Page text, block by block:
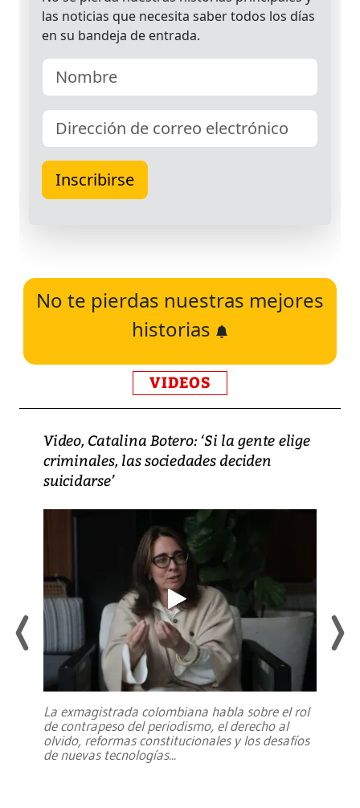
No te pierdas nuestras mejores
historias
VIDEOS
Video, Catalina Botero: ‘Si la gente elige
criminales, las sociedades deciden
suicidarse’
La exmagistrada colombiana habla sobre el rol
de contrapeso del periodismo, el derecho al
olvido, reformas constitucionales y los desafíos
de nuevas tecnologías...